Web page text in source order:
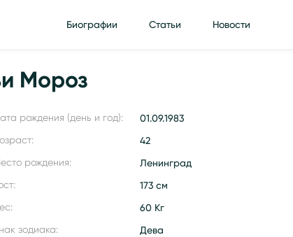
Биографии Статьи Новости
Мороз
рождения (день и год): 01.09.1983
42
рождения: Ленинград
173 см
60 Кг
зодиака: Дева